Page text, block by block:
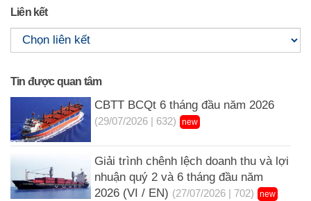
Liên kết
Tin được quan tâm
CBTT BCQt 6 tháng đầu năm 2026
(29/07/2026 | 632) new
Giải trình chênh lệch doanh thu và lợi
nhuận quý 2 và 6 tháng đầu năm
2026 (VI / EN) (27/07/2026 | 702) new